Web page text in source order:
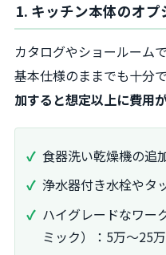
1. キッチン本体のオプ
カタログやショールーム
基本仕様のままでも十分で
加すると想定以上に費用
食器洗い乾燥機の追
浄水器付き水栓やタ
ハイグレードなワー
ミック）：5万～25